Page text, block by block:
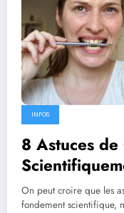
INFOS
8 Astuces
On peut croire que les
fondement scientifique,